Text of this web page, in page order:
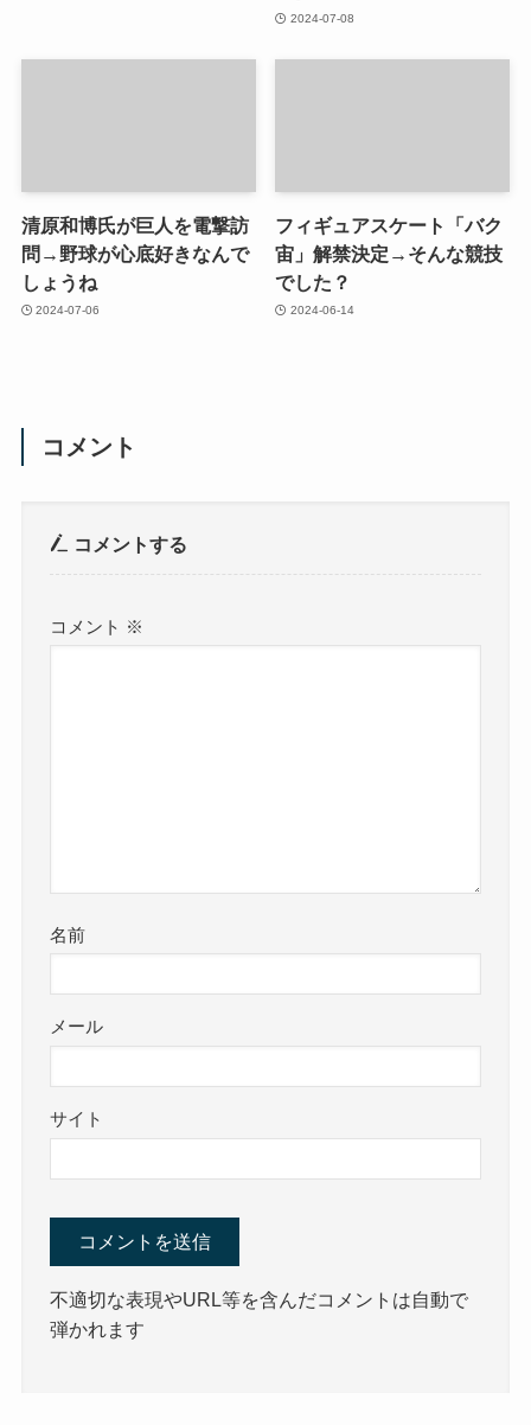
2024-07-08
清原和博氏が巨人を電撃訪
問→野球が心底好きなんで
しょうね
2024-07-06
フィギュアスケート「バク
宙」解禁決定→そんな競技
でした？
2024-06-14
コメント
コメントする
コメント ※
名前
メール
サイト
不適切な表現やURL等を含んだコメントは自動で
弾かれます